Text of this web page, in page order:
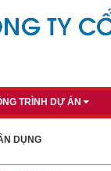
TRÌNH DỰ ÁN
DỤNG